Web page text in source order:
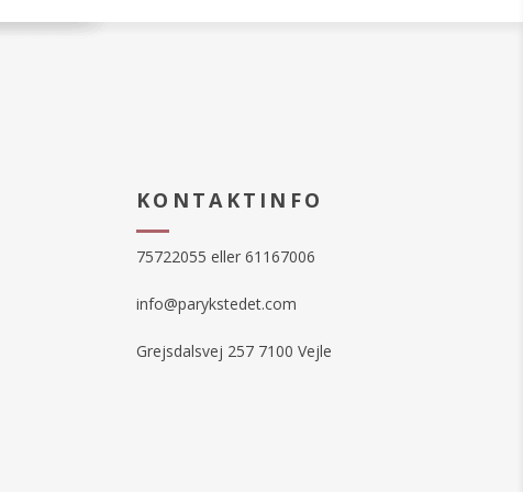
KONTAKTINFO
75722055 eller 61167006
info@parykstedet.com
Grejsdalsvej 257 7100 Vejle